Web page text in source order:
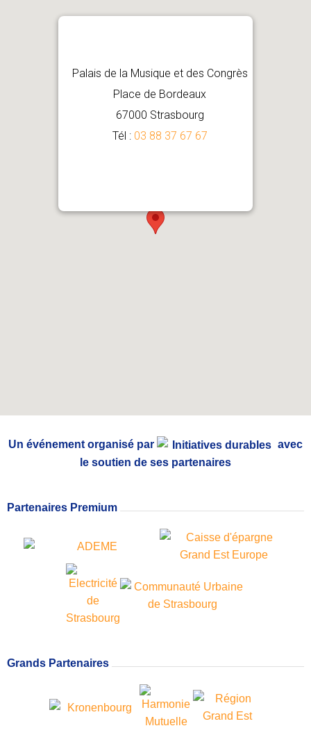
Palais de la Musique et des Congrès
Place de Bordeaux
67000 Strasbourg
Tél : 03 88 37 67 67
Un événement organisé par
avec
le soutien de ses partenaires
Partenaires Premium
Grands Partenaires